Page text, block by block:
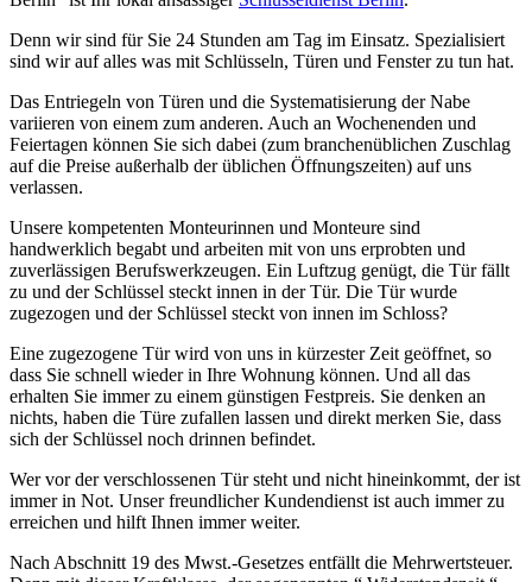
Denn wir sind für Sie 24 Stunden am Tag im Einsatz. Spezialisiert
sind wir auf alles was mit Schlüsseln, Türen und Fenster zu tun hat.
Das Entriegeln von Türen und die Systematisierung der Nabe
variieren von einem zum anderen. Auch an Wochenenden und
Feiertagen können Sie sich dabei (zum branchenüblichen Zuschlag
auf die Preise außerhalb der üblichen Öffnungszeiten) auf uns
verlassen.
Unsere kompetenten Monteurinnen und Monteure sind
handwerklich begabt und arbeiten mit von uns erprobten und
zuverlässigen Berufswerkzeugen. Ein Luftzug genügt, die Tür fällt
zu und der Schlüssel steckt innen in der Tür. Die Tür wurde
zugezogen und der Schlüssel steckt von innen im Schloss?
Eine zugezogene Tür wird von uns in kürzester Zeit geöffnet, so
dass Sie schnell wieder in Ihre Wohnung können. Und all das
erhalten Sie immer zu einem günstigen Festpreis. Sie denken an
nichts, haben die Türe zufallen lassen und direkt merken Sie, dass
sich der Schlüssel noch drinnen befindet.
Wer vor der verschlossenen Tür steht und nicht hineinkommt, der ist
immer in Not. Unser freundlicher Kundendienst ist auch immer zu
erreichen und hilft Ihnen immer weiter.
Nach Abschnitt 19 des Mwst.-Gesetzes entfällt die Mehrwertsteuer.